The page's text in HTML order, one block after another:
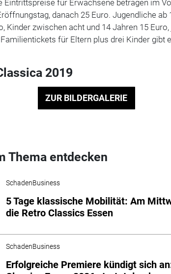
Eintrittspreise für Erwachsene betragen im
danach 25 Euro. Jugendliche ab
Kinder zwischen acht und 14 Jahren 15
für Eltern plus drei Kinder gibt
2019
ZUR BILDERGALERIE
Thema entdecken
SchadenBusiness
5 Tage klassische Mobilität: Am
die Retro Classics Essen
SchadenBusiness
Erfolgreiche Premiere kündigt sich